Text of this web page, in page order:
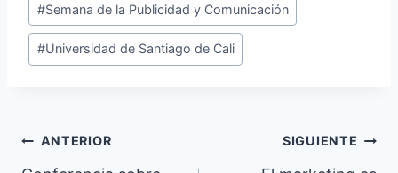
la
entrada:
#Semana de la Publicidad y Comunicación
#Universidad de Santiago de Cali
Navegación
ANTERIOR SIGUIENTE